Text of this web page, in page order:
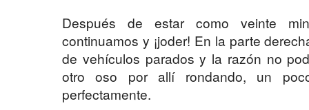
Después de estar como veinte
continuamos y ¡joder! En la parte
de vehículos parados y la razón no
otro oso por allí rondando, un
perfectamente.